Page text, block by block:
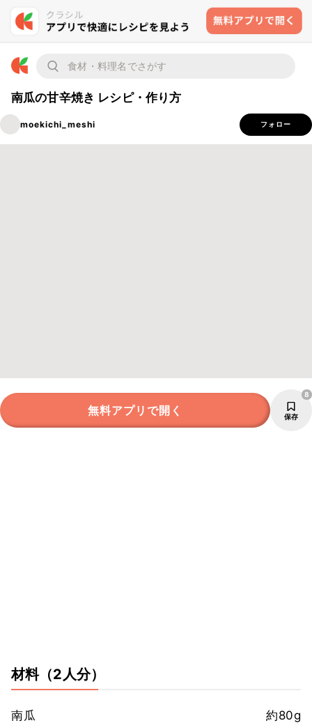
南瓜の甘辛焼き レシピ・作り方
moekichi_meshi フォロー
無料アプリで開く 保存
8
材料（2人分）
南瓜
約80g